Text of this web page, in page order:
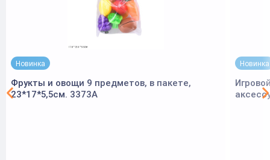
Новинка
Фрукты и овощи 9 предметов, в пакете,
23*17*5,5см. 3373A
Новинка